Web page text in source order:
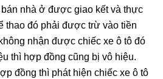
nhà ở được giao kết và thực
thao đó phải được trừ vào tiền
nhận được chiếc xe ô tô đó
thì hợp đồng cũng bị vô hiệu.
đồng thì phát hiện chiếc xe ô tô